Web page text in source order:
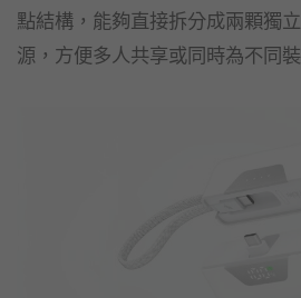
點結構，能夠直接拆分成兩顆獨
源，方便多人共享或同時為不同